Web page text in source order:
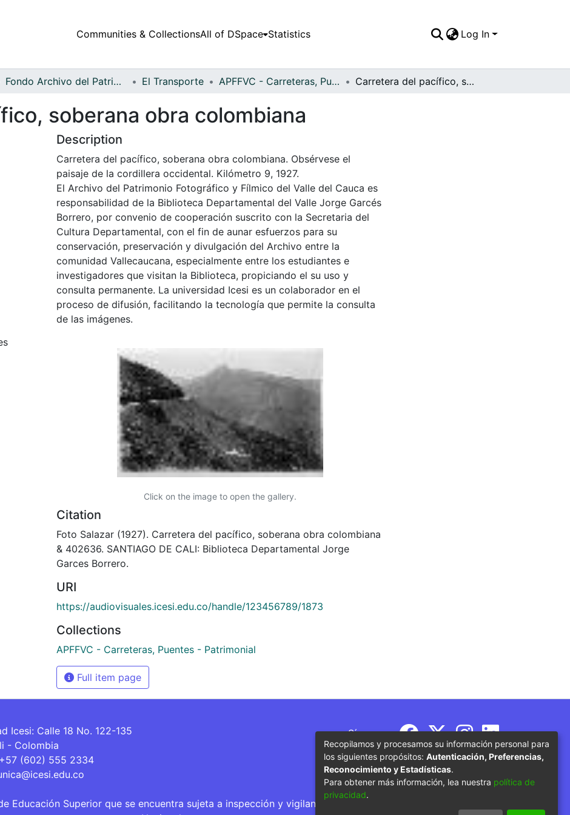
Communities & CollectionsAll of DSpace Statistics Log In
Fondo Archivo del Patrimonio Fotográfico y Fílmico del Valle del Cauca El Transporte APFFVC - Carreteras, Puentes - Patrimonial Carretera del pacífico, soberana obra colombiana
soberana obra colombiana
Description
Carretera del pacífico, soberana obra colombiana. Obsérvese el
paisaje de la cordillera occidental. Kilómetro 9, 1927.
El Archivo del Patrimonio Fotográfico y Fílmico del Valle del Cauca es
responsabilidad de la Biblioteca Departamental del Valle Jorge Garcés
Borrero, por convenio de cooperación suscrito con la Secretaria del
Cultura Departamental, con el fin de aunar esfuerzos para su
conservación, preservación y divulgación del Archivo entre la
comunidad Vallecaucana, especialmente entre los estudiantes e
investigadores que visitan la Biblioteca, propiciando el su uso y
consulta permanente. La universidad Icesi es un colaborador en el
proceso de difusión, facilitando la tecnología que permite la consulta
de las imágenes.
Click on the image to open the gallery.
Citation
Foto Salazar (1927). Carretera del pacífico, soberana obra colombiana
& 402636. SANTIAGO DE CALI: Biblioteca Departamental Jorge
Garces Borrero.
URI
https://audiovisuales.icesi.edu.co/handle/123456789/1873
Collections
APFFVC - Carreteras, Puentes - Patrimonial
Full item page
Icesi: Calle 18 No. 122-135
- Colombia
(602) 555 2334
Síguenos
Educación Superior que se encuentra sujeta a inspección y vigilancia por parte del Ministerio de Educación
Recopilamos y procesamos su información personal para
los siguientes propósitos: Autenticación, Preferencias,
Reconocimiento y Estadísticas.
Para obtener más información, lea nuestra política de
privacidad.